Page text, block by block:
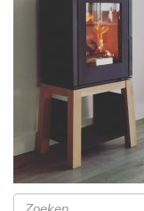
Zoeken